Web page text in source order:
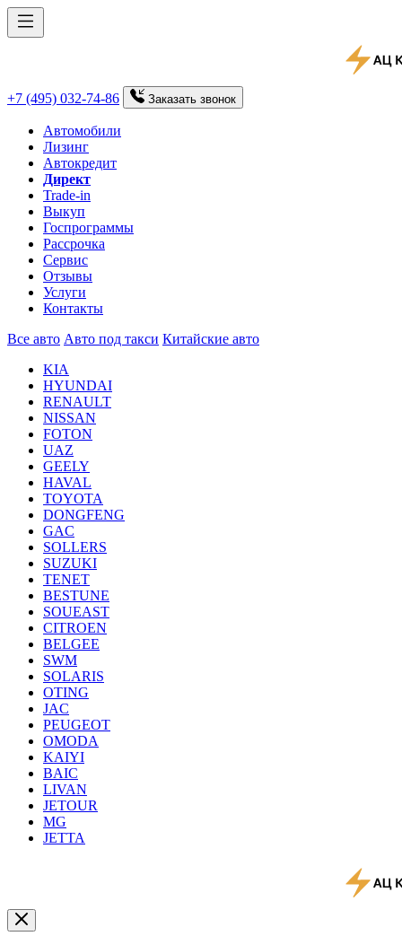
+7 (495) 032-74-86 Заказать звонок
Автомобили
Лизинг
Автокредит
Директ
Trade-in
Выкуп
Госпрограммы
Рассрочка
Сервис
Отзывы
Услуги
Контакты
Все авто Авто под такси Китайские авто
KIA
HYUNDAI
RENAULT
NISSAN
FOTON
UAZ
GEELY
HAVAL
TOYOTA
DONGFENG
GAC
SOLLERS
SUZUKI
TENET
BESTUNE
SOUEAST
CITROEN
BELGEE
SWM
SOLARIS
OTING
JAC
PEUGEOT
OMODA
KAIYI
BAIC
LIVAN
JETOUR
MG
JETTA